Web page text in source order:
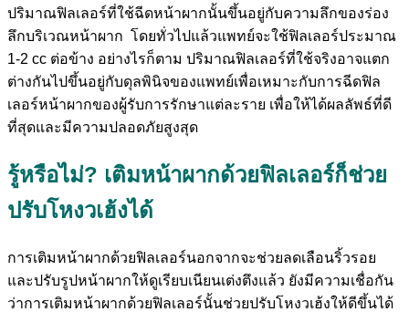
ปริมาณฟิลเลอร์ที่ใช้ฉีดหน้าผากนั้นขึ้นอยู่กับความลึกของร่อง
ลึกบริเวณหน้าผาก โดยทั่วไปแล้วแพทย์จะใช้ฟิลเลอร์ประมาณ
1-2 cc ต่อข้าง อย่างไรก็ตาม ปริมาณฟิลเลอร์ที่ใช้จริงอาจแตก
ต่างกันไปขึ้นอยู่กับดุลพินิจของแพทย์เพื่อเหมาะกับการฉีดฟิล
เลอร์หน้าผากของผู้รับการรักษาแต่ละราย เพื่อให้ได้ผลลัพธ์ที่ดี
ที่สุดและมีความปลอดภัยสูงสุด
รู้หรือไม่? เติมหน้าผากด้วยฟิลเลอร์ก็ช่วย
ปรับโหงวเฮ้งได้
การเติมหน้าผากด้วยฟิลเลอร์นอกจากจะช่วยลดเลือนริ้วรอย
และปรับรูปหน้าผากให้ดูเรียบเนียนเต่งตึงแล้ว ยังมีความเชื่อกัน
ว่าการเติมหน้าผากด้วยฟิลเลอร์นั้นช่วยปรับโหงวเฮ้งให้ดีขึ้นได้